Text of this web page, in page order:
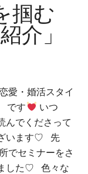
掴む
介」
愛・婚活スタイ
です
いつ
んでくださって
います♡ 先
でセミナーをさ
した♡ 色々な